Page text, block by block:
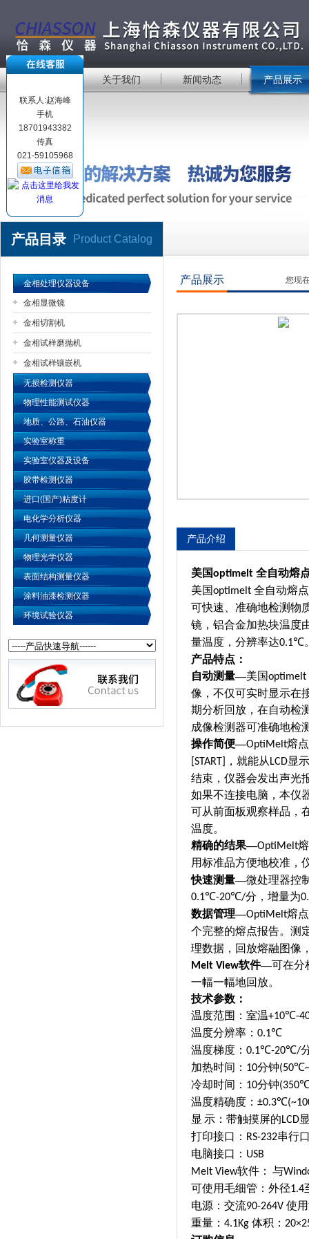
公司名称
关于我们 新闻动态 产品展示
产品目录 Product Catalog
金相处理仪器设备
金相显微镜
金相切割机
金相试样磨抛机
金相试样镶嵌机
无损检测仪器
物理性能测试仪器
地质、公路、石油仪器
实验室称重
实验室仪器及设备
胶带检测仪器
进口(国产)粘度计
电化学分析仪器
几何测量仪器
物理光学仪器
表面结构测量仪器
涂料油漆检测仪器
环境试验仪器
产品展示 您现
产品介绍
美国optimelt 全自动熔
美国optimelt 全自动熔
可快速、准确地检测物
镜，铝合金加热块温度
量温度，分辨率达0.1℃
产品特点：
自动测量—美国optimelt
像，不仅可实时显示在
期分析回放，在自动检
成像检测器可准确地检
操作简便—OptiMelt熔
[START] ，就能从 LCD显
结束，仪器会发出声光
如果不连接电脑，本仪
可从前面板观察样品，
温度。
精确的结果—OptiMelt
用标准品方便地校准，
快速测量—微处理器控
0.1℃-20℃/分，增量为
数据管理—OptiMelt熔
个完整的熔点报告。测
理数据，回放熔融图像
Melt View软件—可在分
一幅一幅地回放。
技术参数：
温度范围：室温+10℃-
温度分辨率： 0.1℃
温度梯度： 0.1℃-20℃/
加热时间： 10分钟(50℃
冷却时间： 10分钟(350
温度精确度： ±0.3℃
显 示：带触摸屏的LCD
打印接口： RS-232串行
电脑接口： USB
Melt View软件： 与
可使用毛细管：外径1.4
电源：交流90-264V 使
重量： 4.1Kg 体积：
联系人:赵海峰
手机
18701943382
传真
021-59105968